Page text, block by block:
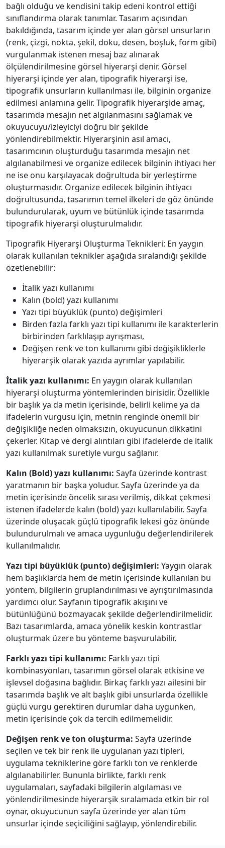
bağlı olduğu ve kendisini takip edeni kontrol ettiği
sınıflandırma olarak tanımlar. Tasarım açısından
bakıldığında, tasarım içinde yer alan görsel unsurların
(renk, çizgi, nokta, şekil, doku, desen, boşluk, form gibi)
vurgulanmak istenen mesaj baz alınarak
ölçülendirilmesine görsel hiyerarşi denir. Görsel
hiyerarşi içinde yer alan, tipografik hiyerarşi ise,
tipografik unsurların kullanılması ile, bilginin organize
edilmesi anlamına gelir. Tipografik hiyerarşide amaç,
tasarımda mesajın net algılanmasını sağlamak ve
okuyucuyu/izleyiciyi doğru bir şekilde
yönlendirebilmektir. Hiyerarşinin asıl amacı,
tasarımcının oluşturduğu tasarımda mesajın net
algılanabilmesi ve organize edilecek bilginin ihtiyacı her
ne ise onu karşılayacak doğrultuda bir yerleştirme
oluşturmasıdır. Organize edilecek bilginin ihtiyacı
doğrultusunda, tasarımın temel ilkeleri de göz önünde
bulundurularak, uyum ve bütünlük içinde tasarımda
tipografik hiyerarşi oluşturulmalıdır.
Tipografik Hiyerarşi Oluşturma Teknikleri: En yaygın
olarak kullanılan teknikler aşağıda sıralandığı şekilde
özetlenebilir:
İtalik yazı kullanımı
Kalın (bold) yazı kullanımı
Yazı tipi büyüklük (punto) değişimleri
Birden fazla farklı yazı tipi kullanımı ile karakterlerin
birbirinden farklılaşıp ayrışması,
Değişen renk ve ton kullanımı gibi değişikliklerle
hiyerarşik olarak yazıda ayrımlar yapılabilir.
İtalik yazı kullanımı: En yaygın olarak kullanılan
hiyerarşi oluşturma yöntemlerinden birisidir. Özellikle
bir başlık ya da metin içerisinde, belirli kelime ya da
ifadelerin vurgusu için, metnin renginde önemli bir
değişikliğe neden olmaksızın, okuyucunun dikkatini
çekerler. Kitap ve dergi alıntıları gibi ifadelerde de italik
yazı kullanılmak suretiyle vurgu sağlanır.
Kalın (Bold) yazı kullanımı: Sayfa üzerinde kontrast
yaratmanın bir başka yoludur. Sayfa üzerinde ya da
metin içerisinde öncelik sırası verilmiş, dikkat çekmesi
istenen ifadelerde kalın (bold) yazı kullanılabilir. Sayfa
üzerinde oluşacak güçlü tipografik lekesi göz önünde
bulundurulmalı ve amaca uygunluğu değerlendirilerek
kullanılmalıdır.
Yazı tipi büyüklük (punto) değişimleri: Yaygın olarak
hem başlıklarda hem de metin içerisinde kullanılan bu
yöntem, bilgilerin gruplandırılması ve ayrıştırılmasında
yardımcı olur. Sayfanın tipografik akışını ve
bütünlüğünü bozmayacak şekilde değerlendirilmelidir.
Bazı tasarımlarda, amaca yönelik keskin kontrastlar
oluşturmak üzere bu yönteme başvurulabilir.
Farklı yazı tipi kullanımı: Farklı yazı tipi
kombinasyonları, tasarımın görsel olarak etkisine ve
işlevsel doğasına bağlıdır. Birkaç farklı yazı ailesini bir
tasarımda başlık ve alt başlık gibi unsurlarda özellikle
güçlü vurgu gerektiren durumlar daha uygunken,
metin içerisinde çok da tercih edilmemelidir.
Değişen renk ve ton oluşturma: Sayfa üzerinde
seçilen ve tek bir renk ile uygulanan yazı tipleri,
uygulama tekniklerine göre farklı ton ve renklerde
algılanabilirler. Bununla birlikte, farklı renk
uygulamaları, sayfadaki bilgilerin algılaması ve
yönlendirilmesinde hiyerarşik sıralamada etkin bir rol
oynar, okuyucunun sayfa üzerinde yer alan tüm
unsurlar içinde seçiciliğini sağlayıp, yönlendirebilir.